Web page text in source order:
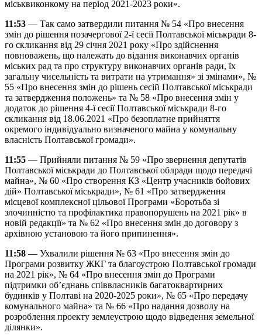
міськвиконкому на період 2021-2023 роки».
11:53 — Так само затвердили питання № 54 «Про внесення
змін до рішення позачергової 2-ї сесії Полтавської міськради 8-
го скликання від 29 січня 2021 року «Про здійснення
повноважень, що належать до відання виконавчих органів
міських рад та про структуру виконавчих органів ради, їх
загальну чисельність та витрати на утримання» зі змінами», №
55 «Про внесення змін до рішень сесій Полтавської міськради
та затвердження положень» та № 58 «Про внесення змін у
додаток до рішення 4-ї сесії Полтавської міськради 8-го
скликання від 18.06.2021 «Про безоплатне прийняття
окремого індивідуально визначеного майна у комунальну
власність Полтавської громади».
11:55 — Прийняли питання № 59 «Про звернення депутатів
Полтавської міськради до Полтавської облради щодо передачі
майна», № 60 «Про створення КЗ «Центр учасників бойових
дій» Полтавської міськради», № 61 «Про затвердження
місцевої комплексної цільової Програми «Боротьба зі
злочинністю та профілактика правопорушень на 2021 рік» в
новій редакції» та № 62 «Про внесення змін до договору з
архівною установою та його припинення».
11:58 — Ухвалили рішення № 63 «Про внесення змін до
Програми розвитку ЖКГ та благоустрою Полтавської громади
на 2021 рік», № 64 «Про внесення змін до Програми
підтримки об’єднань співвласників багатоквартирних
будинків у Полтаві на 2020-2025 роки», № 65 «Про передачу
комунального майна» та № 66 «Про надання дозволу на
розроблення проекту землеустрою щодо відведення земельної
ділянки».